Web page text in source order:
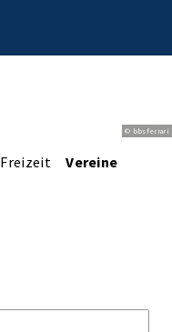
© bbsferrari
Freizeit Vereine